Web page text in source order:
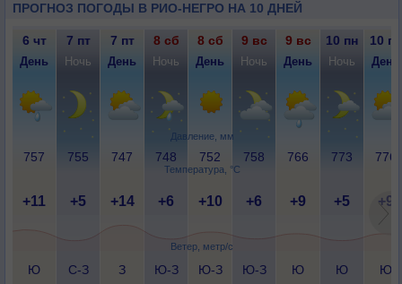
ПРОГНОЗ ПОГОДЫ В РИО-НЕГРО НА 10 ДНЕЙ
Давление, мм
Температура, °C
Ветер, метр/с
6 чт 7 пт 7 пт 8 сб 8 сб 9 вс 9 вс 10 пн 10 пн
День Ночь День Ночь День Ночь День Ночь День
757 755 747 748 752 758 766 773 776
+11 +5 +14 +6 +10 +6 +9 +5 +9
Ю
С-З
З
Ю-З
Ю-З
Ю-З
Ю
Ю
Ю